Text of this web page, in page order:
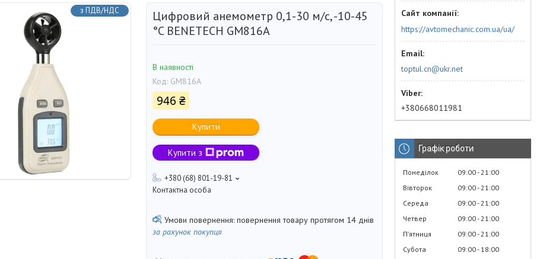
з ПДВ/НДС
Цифровий анемометр 0,1-30 м/с, -10-45
°C BENETECH GM816A
В наявності
Код: GM816A
946 ₴
Купити
Купити з
+380 (68) 801-19-81
Контактна особа
повернення товару протягом 14 днів
за рахунок покупця
https://avtomechanic.com.ua/ua/
toptul.cn@ukr.net
+380668011981
Графік роботи
Понеділок 09:00 21:00
Вівторок
09:00 21:00
Середа
09:00 21:00
Четвер
09:00 21:00
Пʼятниця
09:00 21:00
Субота
09:00 18:00